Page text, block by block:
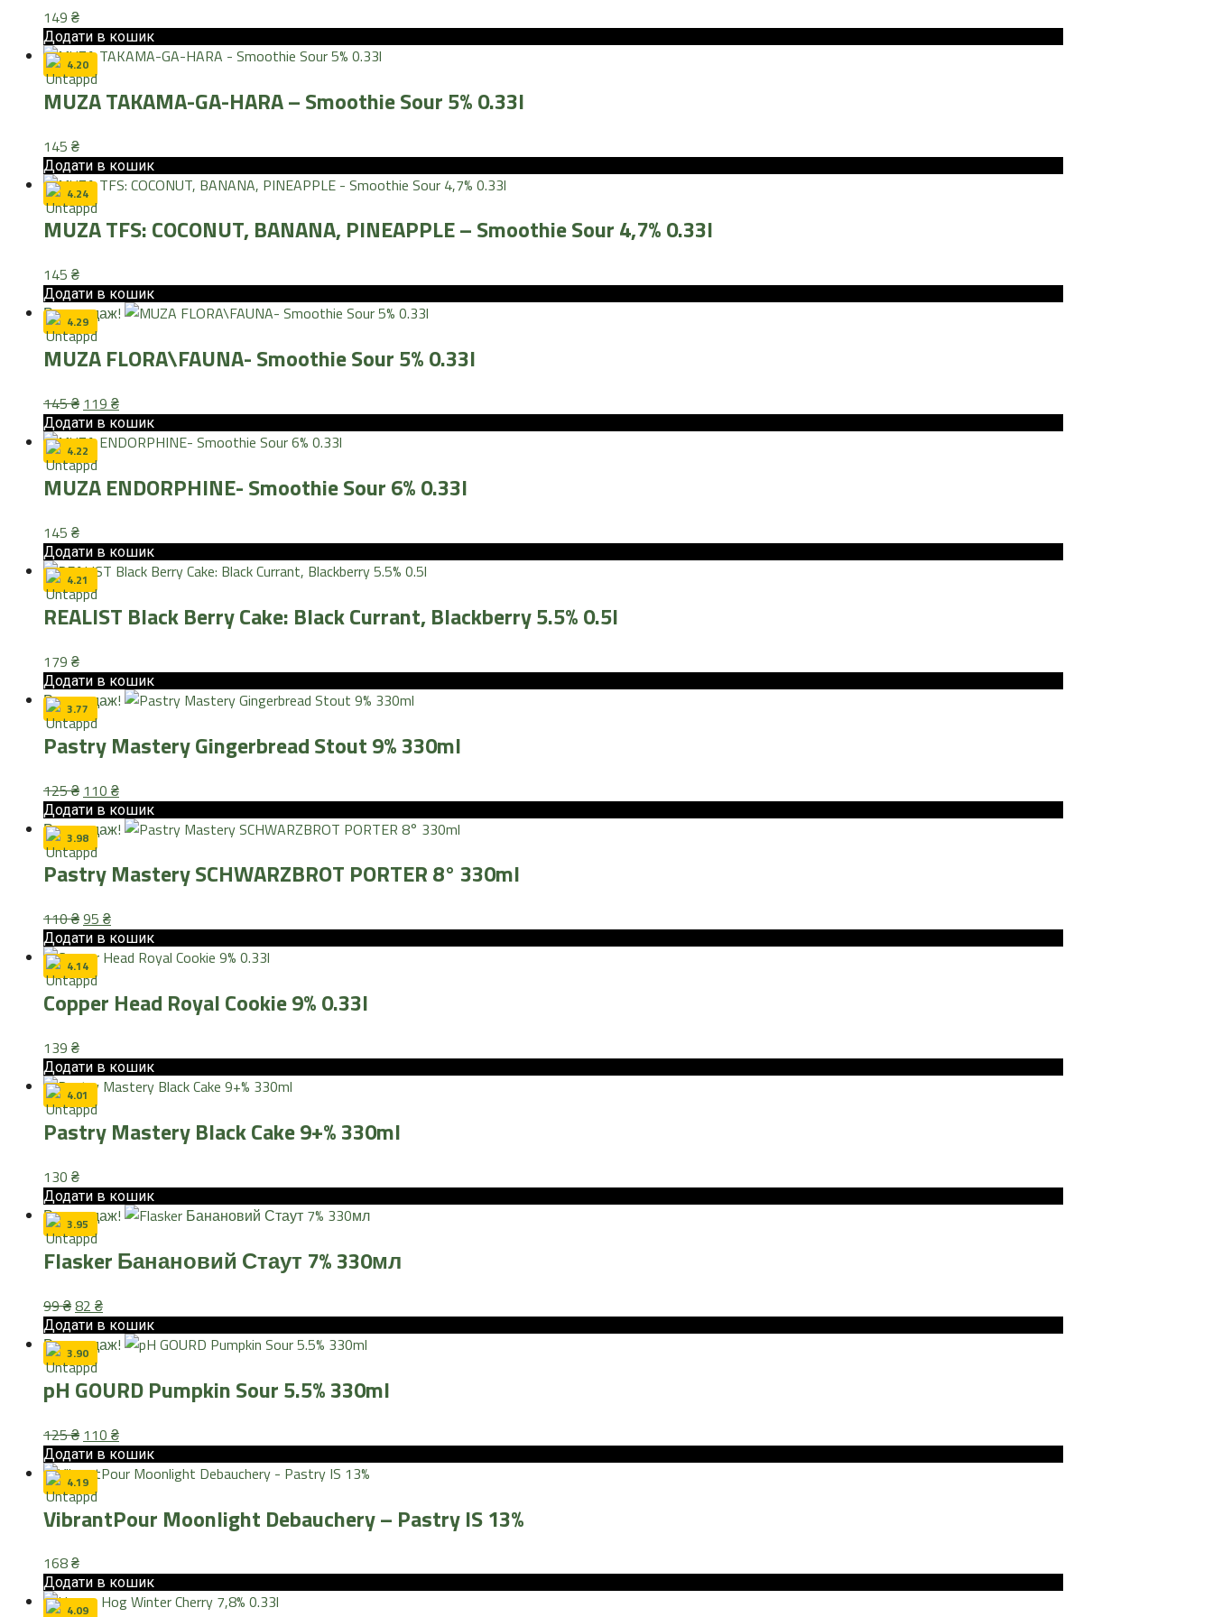
149 ₴
Додати в кошик
4.20
MUZA TAKAMA-GA-HARA – Smoothie Sour 5% 0.33l
145 ₴
Додати в кошик
4.24
MUZA TFS: COCONUT, BANANA, PINEAPPLE – Smoothie Sour 4,7% 0.33l
145 ₴
Додати в кошик
Розпродаж!
4.29
MUZA FLORA\FAUNA- Smoothie Sour 5% 0.33l
145₴ Оригінальна
ціна:
145 ₴.
119 ₴Поточна
ціна:
119 ₴.
Додати в кошик
4.22
MUZA ENDORPHINE- Smoothie Sour 6% 0.33l
145 ₴
Додати в кошик
4.21
REALIST Black Berry Cake: Black Currant, Blackberry 5.5% 0.5l
179 ₴
Додати в кошик
Розпродаж!
3.77
Pastry Mastery Gingerbread Stout 9% 330ml
125₴ Оригінальна
ціна:
125 ₴.
110 ₴Поточна
ціна:
110 ₴.
Додати в кошик
Розпродаж!
3.98
Pastry Mastery SCHWARZBROT PORTER 8° 330ml
110₴Оригінальна
ціна:
110 ₴.
95 ₴Поточна
ціна:
95 ₴.
Додати в кошик
4.14
Copper Head Royal Cookie 9% 0.33l
139 ₴
Додати в кошик
4.01
Pastry Mastery Black Cake 9+% 330ml
130 ₴
Додати в кошик
Розпродаж!
3.95
Flasker Банановий Стаут 7% 330мл
99₴Оригінальна
ціна:
99 ₴.
82 ₴Поточна
ціна:
82 ₴.
Додати в кошик
Розпродаж!
3.90
pH GOURD Pumpkin Sour 5.5% 330ml
125₴ Оригінальна
ціна:
125 ₴.
110 ₴Поточна
ціна:
110 ₴.
Додати в кошик
4.19
VibrantPour Moonlight Debauchery – Pastry IS 13%
168₴
Додати в кошик
4.09